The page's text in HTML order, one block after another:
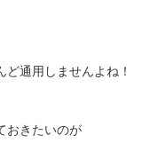
通用しませんよね！
おきたいのが